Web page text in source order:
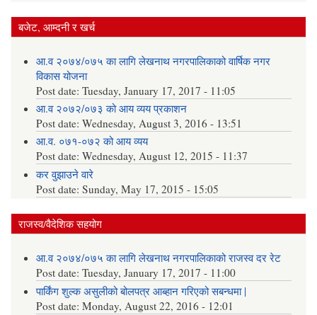
बजेट, आम्दनी र खर्च
आ.व २०७४/०७५ का लागि लेखनाथ नगरपालिकाको वार्षिक नगर
विकास योजना
Post date:Tuesday, January 17, 2017 - 11:05
आ.व २०७२/०७३ को आय व्यय प्रकाशन
Post date:Wednesday, August 3, 2016 - 13:51
आ.व. ०७१-०७२ को आय व्यय
Post date:Wednesday, August 12, 2015 - 11:37
कर वुझाउने वारे
Post date:Sunday, May 17, 2015 - 15:05
राजस्व/वैदेशिक सहयोग
आ.व २०७४/०७५ का लागि लेखनाथ नगरपालिकाको राजस्व दर रेट
Post date:Tuesday, January 17, 2017 - 11:00
पार्किंग शुल्क असुलीको बोलपत्र आब्हान गरिएको सबन्धमा |
Post date:Monday, August 22, 2016 - 12:01